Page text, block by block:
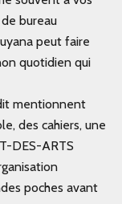
bureau
peut faire
quotidien qui
mentionnent
des cahiers, une
DES-ARTS
poches avant